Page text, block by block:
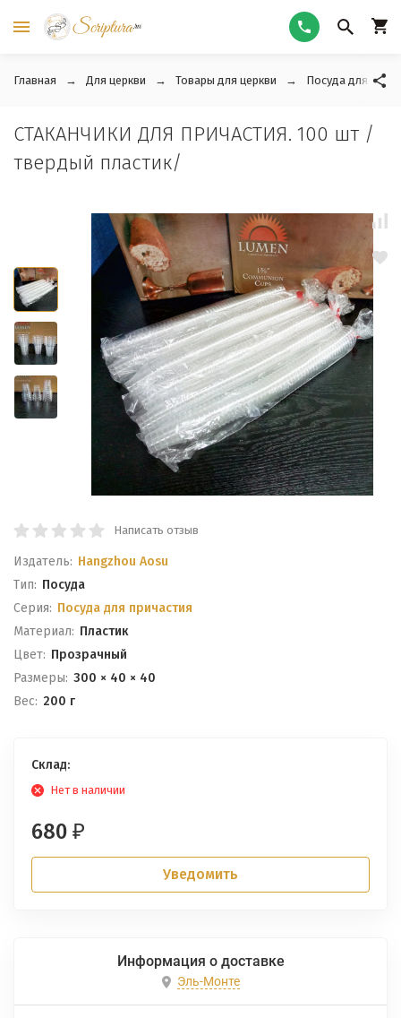
Главная Для церкви Товары для церкви Посуда для
СТАКАНЧИКИ ДЛЯ ПРИЧАСТИЯ. 100 шт /
твердый пластик/
Написать отзыв
Издатель: Hangzhou Aosu
Тип: Посуда
Серия: Посуда для причастия
Материал: Пластик
Цвет: Прозрачный
Размеры: 300 × 40 × 40
Вес: 200 г
Склад:
Нет в наличии
680 ₽
Уведомить
Информация о доставке
Эль-Монте